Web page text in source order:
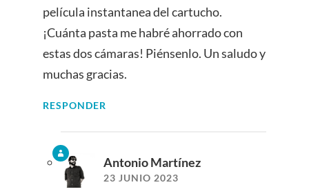
película instantanea del cartucho.
¡Cuánta pasta me habré ahorrado con
estas dos cámaras! Piénsenlo. Un saludo y
muchas gracias.
RESPONDER
Antonio Martínez
23 JUNIO 2023